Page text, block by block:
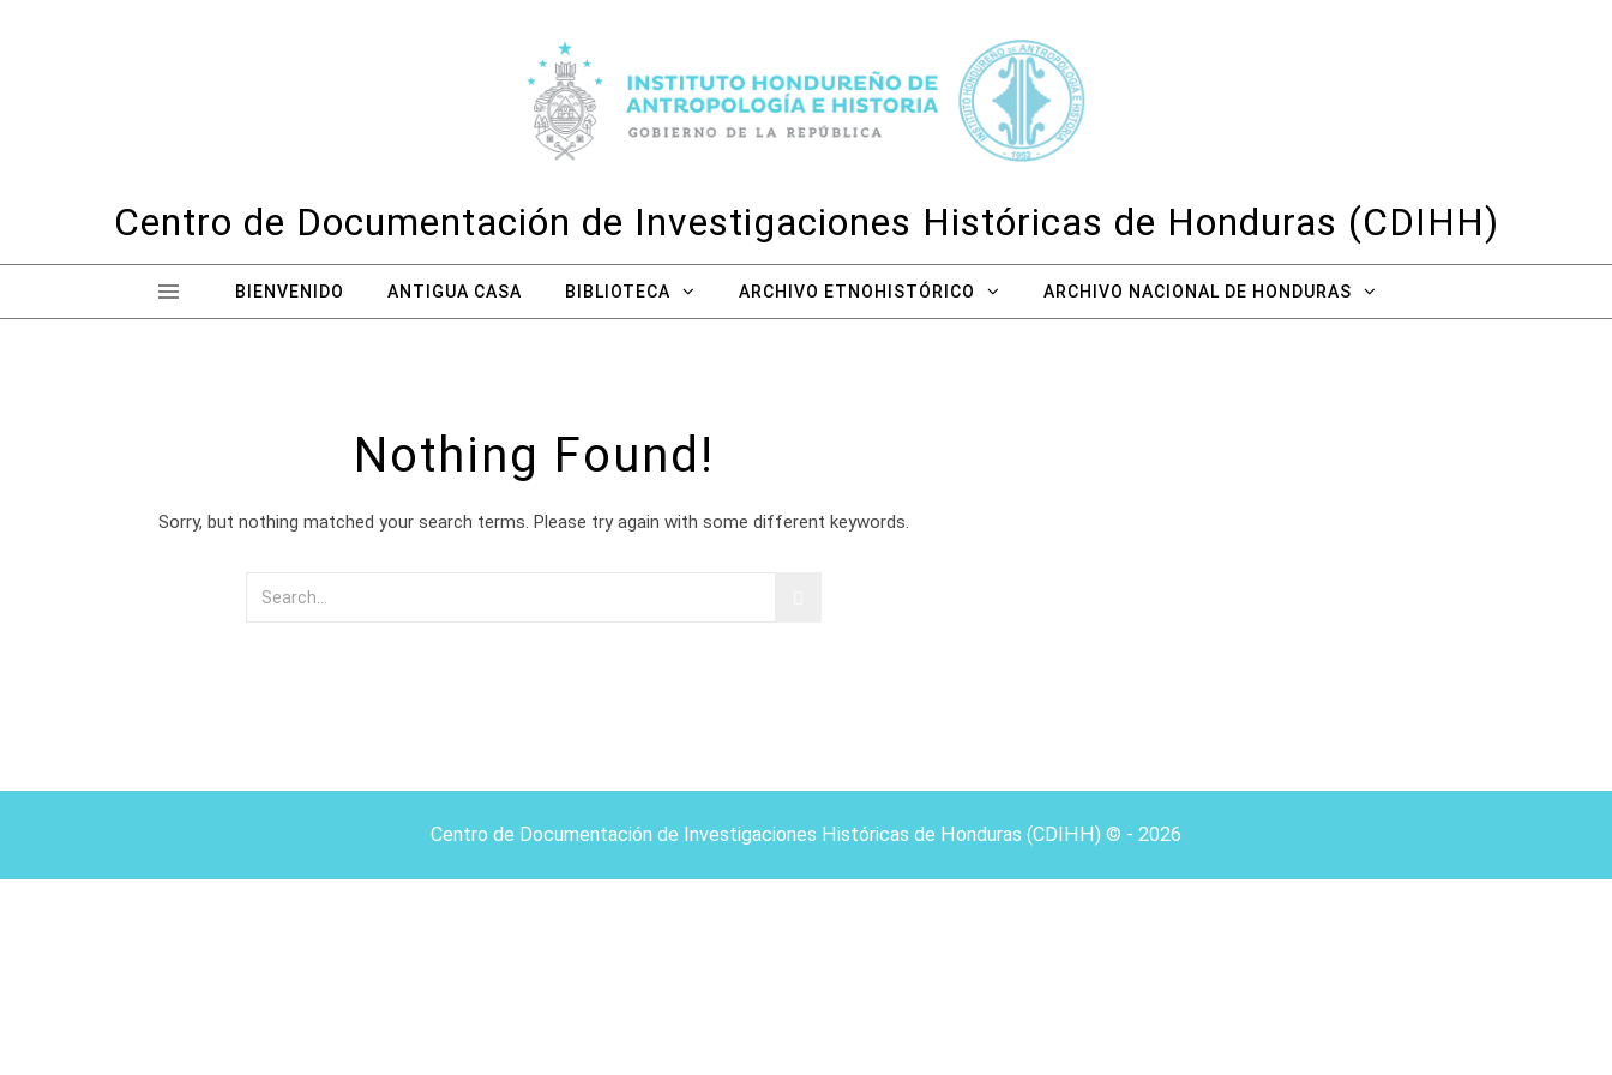
Centro de Documentación de Investigaciones Históricas de Honduras (CDIHH)
BIENVENIDO ANTIGUA CASA BIBLIOTECA ARCHIVO ETNOHISTÓRICO ARCHIVO NACIONAL DE HONDURAS
Nothing Found!
Sorry, but nothing matched your search terms. Please try again with some different keywords.
Centro de Documentación de Investigaciones Históricas de Honduras (CDIHH) © - 2026